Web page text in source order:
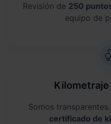
Revisión de 250
equipo de
Somos
certificado de